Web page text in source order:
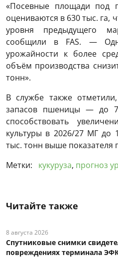
«Посевные площади под
оцениваются в 630 тыс.
уровня предыдущего
сообщили в FAS. —
урожайности к более
объём производства
тонн».
В службе также
запасов пшеницы — до
способствовать
культуры в 2026/27 МГ до
тыс. тонн выше показателя
Метки:
кукуруза, прогноз
Читайте также
8 августа 2026
Спутниковые снимки
повреждениях терминала